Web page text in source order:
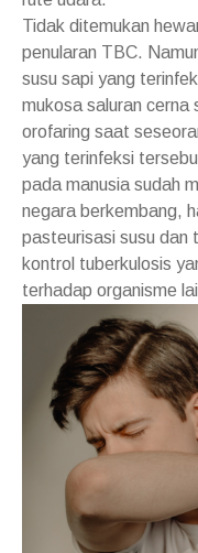
Tidak ditemukan
penularan TBC.
susu sapi yang
mukosa saluran cerna
orofaring saat
yang terinfeksi
pada manusia sudah
negara berkembang,
pasteurisasi susu dan
kontrol tuberkulosis
terhadap organisme